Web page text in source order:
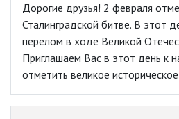
Дорогие друзья! 2 февраля
Сталинградской битве. В этот
перелом в ходе Великой
Приглашаем Вас в этот день к
отметить великое